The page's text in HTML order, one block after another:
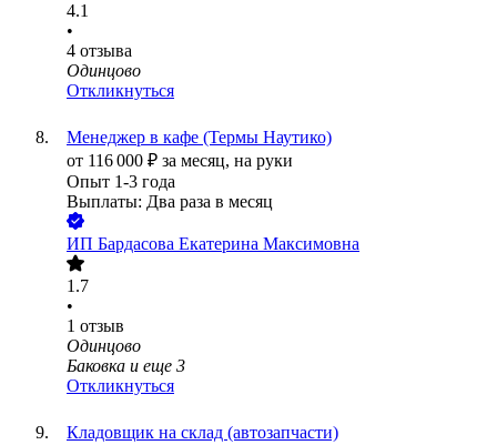
4.1
•
4 отзыва
Одинцово
Откликнуться
Менеджер в кафе (Термы Наутико)
от 116 000 ₽ за месяц, на руки
Опыт 1-3 года
Выплаты: Два раза в месяц
ИП Бардасова Екатерина Максимовна
1.7
•
1 отзыв
Одинцово
Баковка и еще 3
Откликнуться
Кладовщик на склад (автозапчасти)